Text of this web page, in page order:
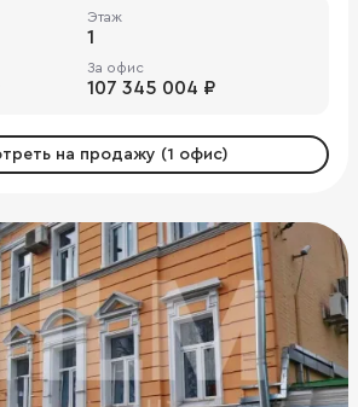
Этаж
1
За офис
107 345 004 ₽
на продажу (1 офис)